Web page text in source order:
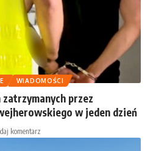
WIADOMOŚCI
przez
w jeden dzień
komentarz